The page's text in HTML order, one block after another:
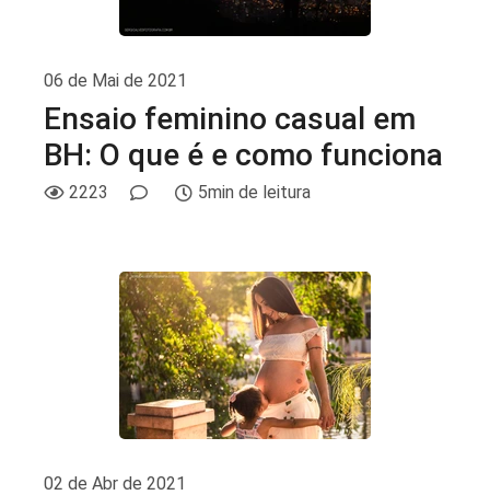
06 de Mai de 2021
Ensaio feminino casual em
BH: O que é e como funciona
2223 5min de leitura
02 de Abr de 2021